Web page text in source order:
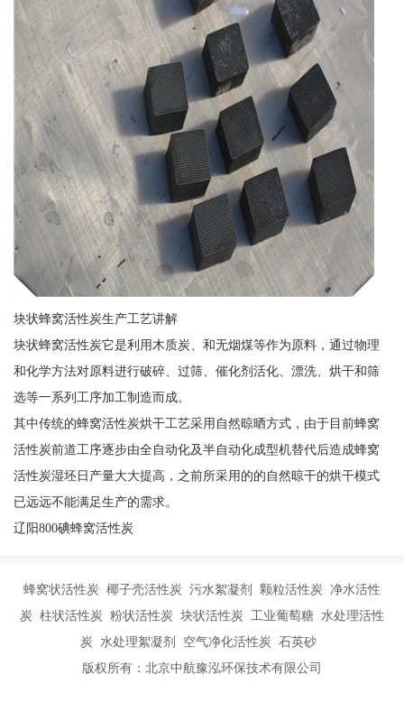
块状蜂窝活性炭生产工艺讲解
块状蜂窝活性炭它是利用木质炭、和无烟煤等作为原料，通过物理
和化学方法对原料进行破碎、过筛、催化剂活化、漂洗、烘干和筛
选等一系列工序加工制造而成。
其中传统的蜂窝活性炭烘干工艺采用自然晾晒方式，由于目前蜂窝
活性炭前道工序逐步由全自动化及半自动化成型机替代后造成蜂窝
活性炭湿坯日产量大大提高，之前所采用的的自然晾干的烘干模式
已远远不能满足生产的需求。
辽阳800碘蜂窝活性炭
蜂窝状活性炭 椰子壳活性炭 污水絮凝剂 颗粒活性炭 净水活性
炭 柱状活性炭 粉状活性炭 块状活性炭 工业葡萄糖 水处理活性
炭 水处理絮凝剂 空气净化活性炭 石英砂
版权所有：北京中航豫泓环保技术有限公司